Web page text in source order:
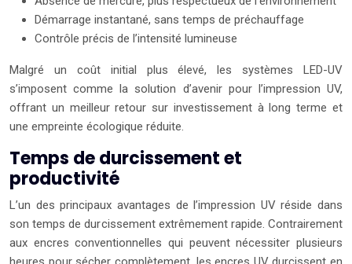
Démarrage instantané, sans temps de préchauffage
Contrôle précis de l’intensité lumineuse
Malgré un coût initial plus élevé, les systèmes LED-UV
s’imposent comme la solution d’avenir pour l’impression UV,
offrant un meilleur retour sur investissement à long terme et
une empreinte écologique réduite.
Temps de durcissement et
productivité
L’un des principaux avantages de l’impression UV réside dans
son temps de durcissement extrêmement rapide. Contrairement
aux encres conventionnelles qui peuvent nécessiter plusieurs